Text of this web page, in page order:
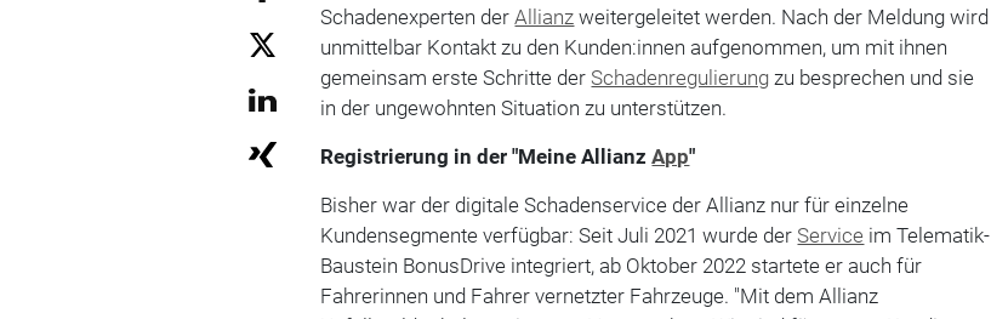
Schadenexperten derAllianz weitergeleitet werden. Nach der Meldung wird
unmittelbar Kontakt zu den Kunden:innen aufgenommen, um mit ihnen
gemeinsam erste Schritte der Schadenregulierung zu besprechen und sie
in der ungewohnten Situation zu unterstützen.
Registrierung in der "Meine AllianzApp"
Bisher war der digitale Schadenservice der Allianz nur für einzelne
Kundensegmente verfügbar: Seit Juli 2021 wurde der Service im Telematik-
Baustein BonusDrive integriert, ab Oktober 2022 startete er auch für
Fahrerinnen und Fahrer vernetzter Fahrzeuge. "Mit dem Allianz